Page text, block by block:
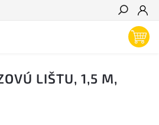
Hľadať
LIŠTU, 1,5 M,